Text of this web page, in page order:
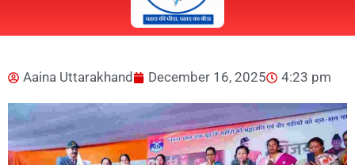
Aaina Uttarakhand December 16, 2025 4:23 pm